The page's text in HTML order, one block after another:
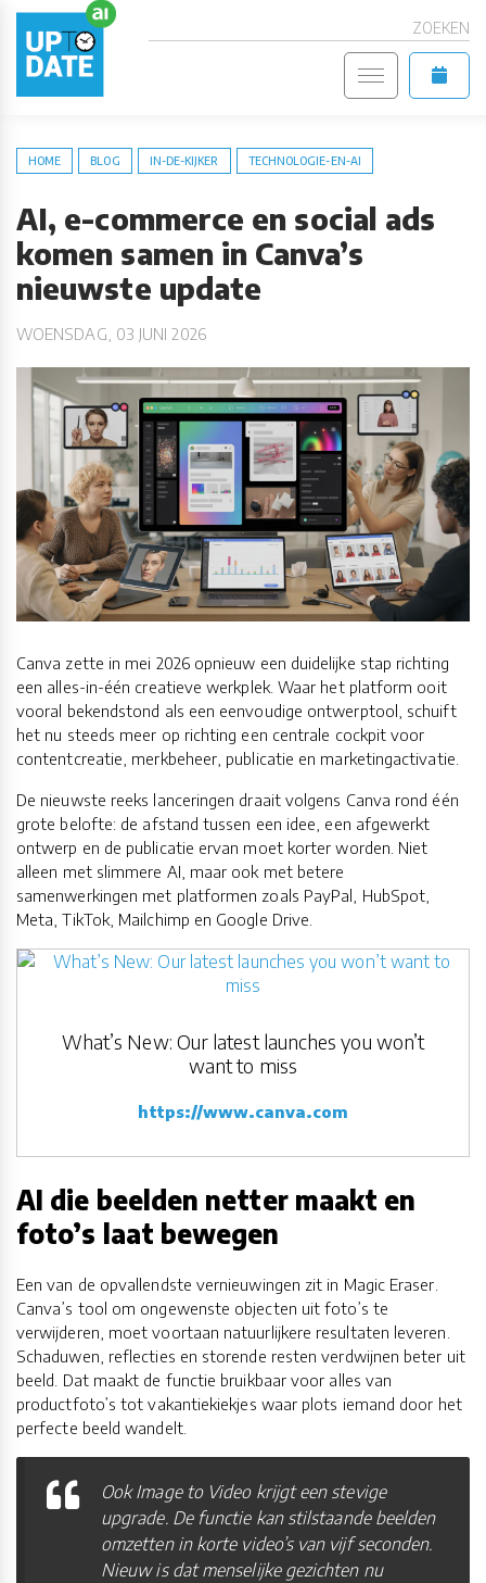
ZOEKEN
HOME BLOG IN-DE-KIJKER TECHNOLOGIE-EN-AI
AI, e-commerce en social ads
komen samen in Canva’s
nieuwste update
WOENSDAG, 03 JUNI 2026
Canva zette in mei 2026 opnieuw een duidelijke stap richting
een alles-in-één creatieve werkplek. Waar het platform ooit
vooral bekendstond als een eenvoudige ontwerptool, schuift
het nu steeds meer op richting een centrale cockpit voor
contentcreatie, merkbeheer, publicatie en marketingactivatie.
De nieuwste reeks lanceringen draait volgens Canva rond één
grote belofte: de afstand tussen een idee, een afgewerkt
ontwerp en de publicatie ervan moet korter worden. Niet
alleen met slimmere AI, maar ook met betere
samenwerkingen met platformen zoals PayPal, HubSpot,
Meta, TikTok, Mailchimp en Google Drive.
What’s New: Our latest launches you won’t
want to miss
https://www.canva.com
AI die beelden netter maakt en
foto’s laat bewegen
Een van de opvallendste vernieuwingen zit in Magic Eraser.
Canva’s tool om ongewenste objecten uit foto’s te
verwijderen, moet voortaan natuurlijkere resultaten leveren.
Schaduwen, reflecties en storende resten verdwijnen beter uit
beeld. Dat maakt de functie bruikbaar voor alles van
productfoto’s tot vakantiekiekjes waar plots iemand door het
perfecte beeld wandelt.
Ook Image to Video krijgt een stevige
upgrade. De functie kan stilstaande beelden
omzetten in korte video’s van vijf seconden.
Nieuw is dat menselijke gezichten nu